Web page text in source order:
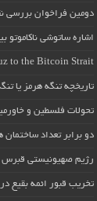
دومین فراخوان بررسی
اشاره ساتوشی
to the Bitcoin Strait
تاریخچه تنگه هرمز یا
تحولات فلسطین و
دو برابر تعداد
رژیم صهیونیستی قبرس
تخریب قبور ائمه بقیع